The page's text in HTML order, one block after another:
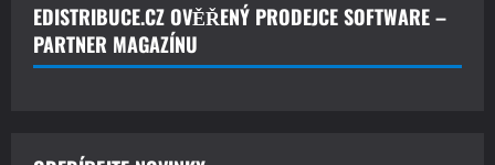
EDISTRIBUCE.CZ OVĚŘENÝ PRODEJCE SOFTWARE –
PARTNER MAGAZÍNU